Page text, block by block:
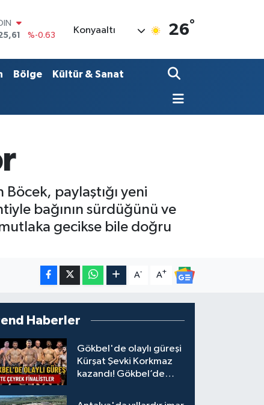
%-0.02
Konyaaltı 26°
Bölge Kültür & Sanat
paylaştığı yeni
bağının sürdüğünü ve
gecikse bile doğru
A- A+
Haberler
Gökbel'de olaylı güreşi
Kürşat Şevki Korkmaz
kazandı! Gökbel’de